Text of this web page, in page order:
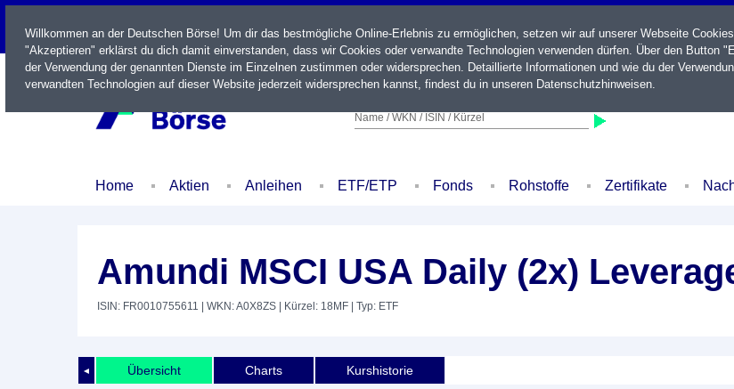
LIVE
Name / WKN / ISIN / Kürzel
Home Aktien Anleihen ETF/ETP Fonds Rohstoffe Zertifikate
Amundi MSCI USA Daily (2x)
ISIN: FR0010755611 | WKN: A0X8ZS | Kürzel: 18MF | Typ: ETF
◄ Übersicht Charts Kurshistorie
Willkommen an der Deutschen Börse! Um dir das bestmögliche Online-Erlebnis zu ermöglichen, setzen wir auf unserer Webseite
"Akzeptieren" erklärst du dich damit einverstanden, dass wir Cookies oder verwandte Technologien verwenden dürfen. Über den Button
der Verwendung der genannten Dienste im Einzelnen zustimmen oder widersprechen. Detaillierte Informationen und wie du der
verwandten Technologien auf dieser Website jederzeit widersprechen kannst, findest du in unseren Datenschutzhinweisen.